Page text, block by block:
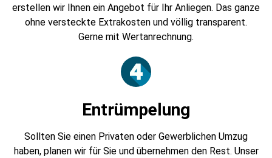
erstellen wir Ihnen ein Angebot für Ihr Anliegen. Das ganze
ohne versteckte Extrakosten und völlig transparent.
Gerne mit Wertanrechnung.
Entrümpelung
Sollten Sie einen Privaten oder Gewerblichen Umzug
haben, planen wir für Sie und übernehmen den Rest. Unser